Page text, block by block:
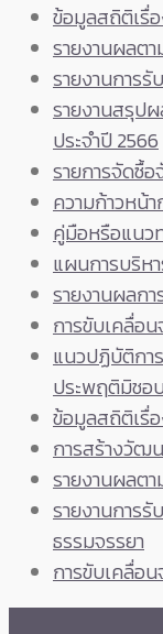
ข้อมูลสถิติเรื่
รายงานผลต
รายงานการ
รายงานสรุป
ประจำปี 2566
รายการจัดซื้
ความก้าวหน้
คู่มือหรือแนว
แผนการบริห
รายงานผลก
การขับเคลื่อ
แนวปฏิบัติกา
ประพฤติมิชอ
ข้อมูลสถิติเรื่
การสร้างวัฒ
รายงานผลต
รายงานการ
ธรรมจรรยา
การขับเคลื่อ